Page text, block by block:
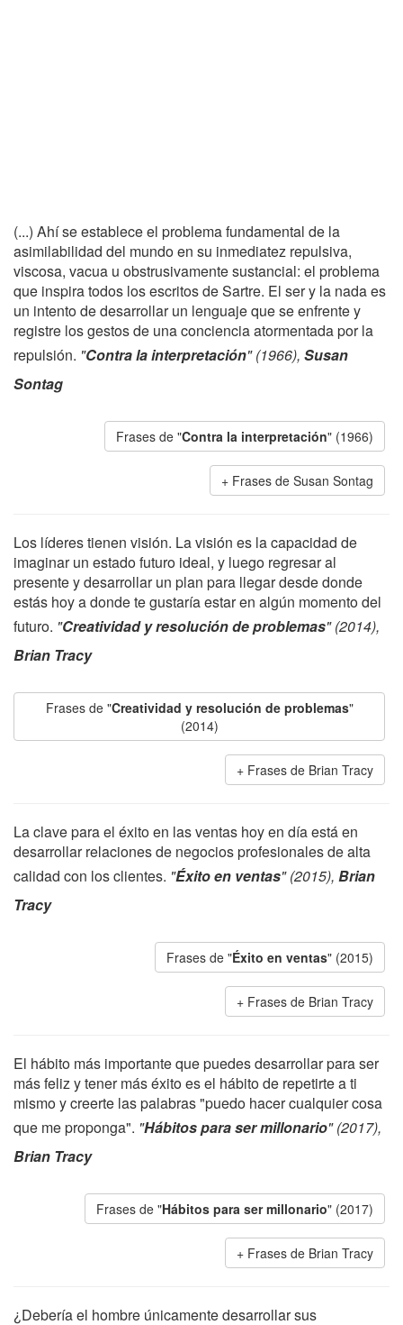
(...) Ahí se establece el problema fundamental de la
asimilabilidad del mundo en su inmediatez repulsiva,
viscosa, vacua u obstrusivamente sustancial: el problema
que inspira todos los escritos de Sartre. El ser y la nada es
un intento de desarrollar un lenguaje que se enfrente y
registre los gestos de una conciencia atormentada por la
repulsión. "Contra la interpretación" (1966), Susan
Sontag
Frases de "Contra la interpretación" (1966)
Frases de Susan Sontag
Los líderes tienen visión. La visión es la capacidad de
imaginar un estado futuro ideal, y luego regresar al
presente y desarrollar un plan para llegar desde donde
estás hoy a donde te gustaría estar en algún momento del
futuro. "Creatividad y resolución de problemas" (2014),
Brian Tracy
Frases de "Creatividad y resolución de problemas"
(2014)
Frases de Brian Tracy
La clave para el éxito en las ventas hoy en día está en
desarrollar relaciones de negocios profesionales de alta
calidad con los clientes. "Éxito en ventas" (2015), Brian
Tracy
Frases de "Éxito en ventas" (2015)
Frases de Brian Tracy
El hábito más importante que puedes desarrollar para ser
más feliz y tener más éxito es el hábito de repetirte a ti
mismo y creerte las palabras "puedo hacer cualquier cosa
que me proponga". "Hábitos para ser millonario" (2017),
Brian Tracy
Frases de "Hábitos para ser millonario" (2017)
Frases de Brian Tracy
¿Debería el hombre únicamente desarrollar sus